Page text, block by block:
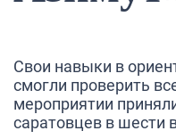
Свои навыки в
смогли проверить
мероприятии
саратовцев в шести